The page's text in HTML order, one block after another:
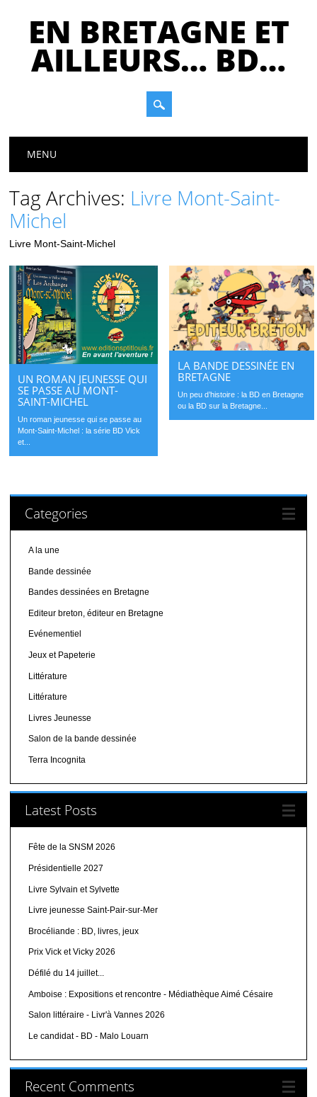
EN BRETAGNE ET
AILLEURS… BD…
Main menu
MENU
Tag Archives: Livre Mont-Saint-
Michel
Livre Mont-Saint-Michel
UN ROMAN JEUNESSE QUI
SE PASSE AU MONT-
SAINT-MICHEL
Un roman jeunesse qui se passe au
Mont-Saint-Michel : la série BD Vick
et...
LA BANDE DESSINÉE EN
BRETAGNE
Un peu d’histoire : la BD en Bretagne
ou la BD sur la Bretagne...
Categories
A la une
Bande dessinée
Bandes dessinées en Bretagne
Editeur breton, éditeur en Bretagne
Evénementiel
Jeux et Papeterie
Littérature
Littérature
Livres Jeunesse
Salon de la bande dessinée
Terra Incognita
Latest Posts
Fête de la SNSM 2026
Présidentielle 2027
Livre Sylvain et Sylvette
Livre jeunesse Saint-Pair-sur-Mer
Brocéliande : BD, livres, jeux
Prix Vick et Vicky 2026
Défilé du 14 juillet...
Amboise : Expositions et rencontre - Médiathèque Aimé Césaire
Salon littéraire - Livr'à Vannes 2026
Le candidat - BD - Malo Louarn
Recent Comments